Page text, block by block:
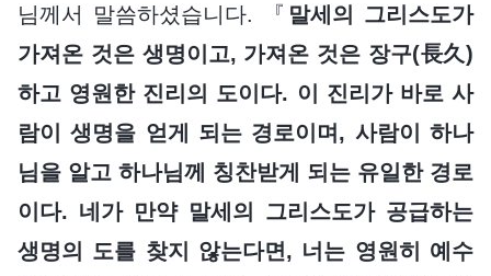
님께서 말씀하셨습니다. 『 말세의 그리스도가
가져온 것은 생명이고, 가져온 것은 장구(長久)
하고 영원한 진리의 도이다. 이 진리가 바로 사
람이 생명을 얻게 되는 경로이며, 사람이 하나
님을 알고 하나님께 칭찬받게 되는 유일한 경로
이다. 네가 만약 말세의 그리스도가 공급하는
생명의 도를 찾지 않는다면, 너는 영원히 예수